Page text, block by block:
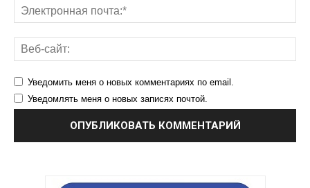
Уведомить меня о новых комментариях по email.
Уведомлять меня о новых записях почтой.